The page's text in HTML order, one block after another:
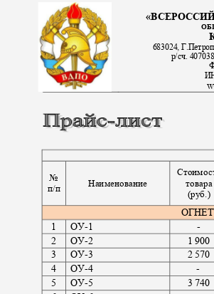
683024,
р/сч.
товара
№
п/п
Наименование
(руб.)
1
2
3
4
5
ОУ-1 -
ОУ-2
1 900
2 570
-
ОУ-3
ОУ-4
ОУ-5
3 740